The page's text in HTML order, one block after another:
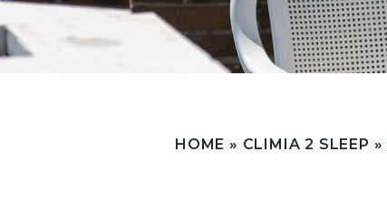
HOME » CLIMIA 2 SLEEP »